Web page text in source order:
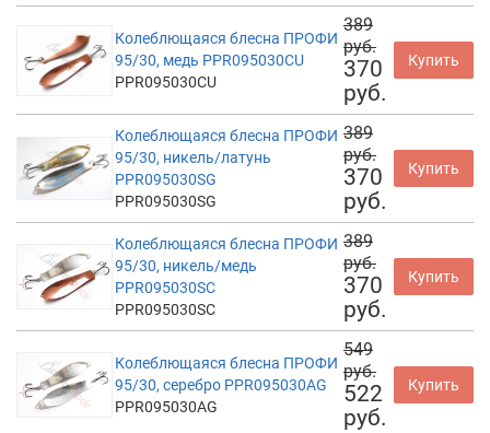
Колеблющаяся блесна ПРОФИ
95/30, медь PPR095030CU
PPR095030CU
389
руб.
370
руб.
Купить
Колеблющаяся блесна ПРОФИ
95/30, никель/латунь
PPR095030SG
PPR095030SG
389
руб.
370
руб.
Купить
Колеблющаяся блесна ПРОФИ
95/30, никель/медь
PPR095030SC
PPR095030SC
389
руб.
370
руб.
Купить
Колеблющаяся блесна ПРОФИ
95/30, серебро PPR095030AG
PPR095030AG
549
руб.
522
руб.
Купить